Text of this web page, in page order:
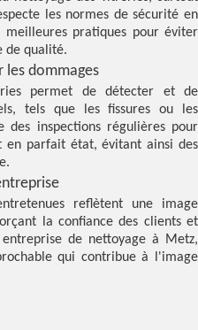
les normes de sécurité en
meilleures pratiques pour éviter
de qualité.
les dommages
permet de détecter et de
tels que les fissures ou les
des inspections régulières pour
en parfait état, évitant ainsi des
reflètent une image
la confiance des clients et
de nettoyage à Metz,
qui contribue à l'image